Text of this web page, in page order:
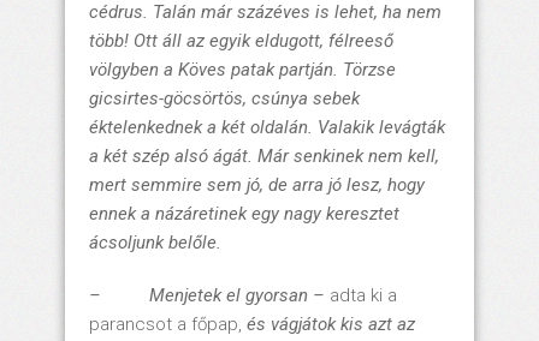
cédrus. Talán már százéves is lehet, ha nem
több! Ott áll az egyik eldugott, félreeső
völgyben a Köves patak partján. Törzse
gicsirtes-göcsörtös, csúnya sebek
éktelenkednek a két oldalán. Valakik levágták
a két szép alsó ágát. Már senkinek nem kell,
mert semmire sem jó, de arra jó lesz, hogy
ennek a názáretinek egy nagy keresztet
ácsoljunk belőle.
– Menjetek el gyorsan – adta ki a
parancsot a főpap, és vágjátok kis azt az